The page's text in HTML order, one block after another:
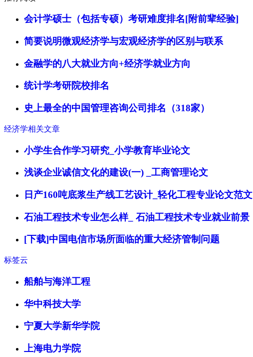
会计学硕士（包括专硕）考研难度排名[附前辈经验]
简要说明微观经济学与宏观经济学的区别与联系
金融学的八大就业方向+经济学就业方向
统计学考研院校排名
史上最全的中国管理咨询公司排名（318家）
经济学相关文章
小学生合作学习研究_小学教育毕业论文
浅谈企业诚信文化的建设(一) _工商管理论文
日产160吨底浆生产线工艺设计_轻化工程专业论文范文
石油工程技术专业怎么样_ 石油工程技术专业就业前景
[下载]中国电信市场所面临的重大经济管制问题
标签云
船舶与海洋工程
华中科技大学
宁夏大学新华学院
上海电力学院